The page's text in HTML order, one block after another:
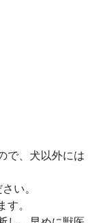
で、犬以外には
い。
す。